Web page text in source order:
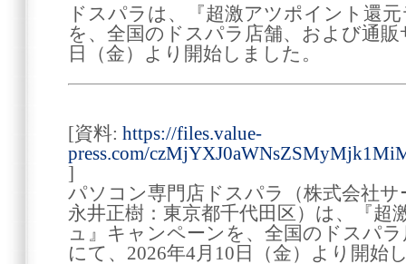
ドスパラは、『超激アツポイント還
を、全国のドスパラ店舗、および通販
日（金）より開始しました。
[資料: https://files.value-
press.com/
]
パソコン専門店ドスパラ（株式会社
永井正樹：東京都千代田区）は、『
ュ』キャンペーンを、全国のドスパ
にて、2026年4月10日（金）より開始